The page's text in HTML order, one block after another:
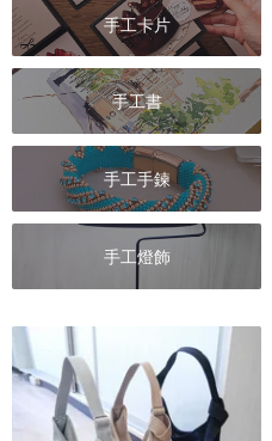
手工卡片
手工書
手工手鍊
手工燈飾